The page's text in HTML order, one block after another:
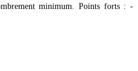
minimum. Points forts : -